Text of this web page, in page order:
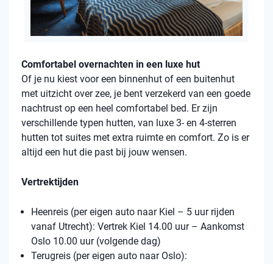
Comfortabel overnachten in een luxe hut
Of je nu kiest voor een binnenhut of een buitenhut
met uitzicht over zee, je bent verzekerd van een goede
nachtrust op een heel comfortabel bed. Er zijn
verschillende typen hutten, van luxe 3- en 4-sterren
hutten tot suites met extra ruimte en comfort. Zo is er
altijd een hut die past bij jouw wensen.
Vertrektijden
Heenreis (per eigen auto naar Kiel – 5 uur rijden
vanaf Utrecht): Vertrek Kiel 14.00 uur – Aankomst
Oslo 10.00 uur (volgende dag)
Terugreis (per eigen auto naar Oslo):